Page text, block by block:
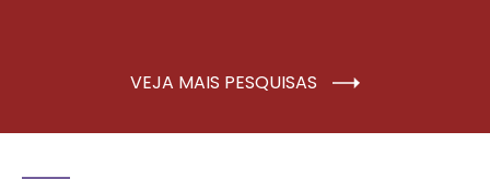
VEJA MAIS PESQUISAS